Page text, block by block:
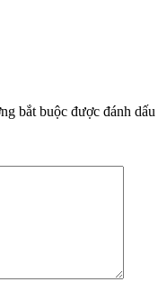
bắt buộc được đánh dấu